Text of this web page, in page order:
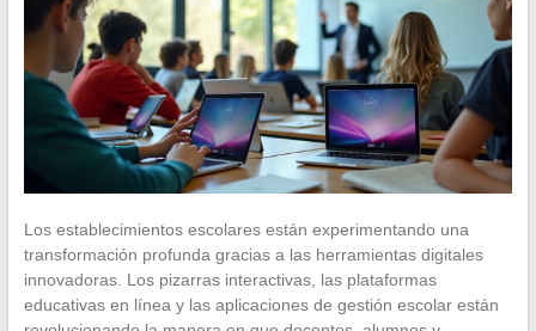
Los establecimientos escolares están experimentando una
transformación profunda gracias a las herramientas digitales
innovadoras. Los pizarras interactivas, las plataformas
educativas en línea y las aplicaciones de gestión escolar están